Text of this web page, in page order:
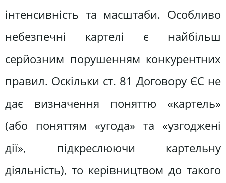
інтенсивність та масштаби. Особливо
небезпечні картелі є найбільш
серйозним порушенням конкурентних
правил. Оскільки ст. 81 Договору ЄС не
дає визначення поняттю «картель»
(або поняттям «угода» та «узгоджені
дії», підкреслюючи картельну
діяльність), то керівництвом до такого